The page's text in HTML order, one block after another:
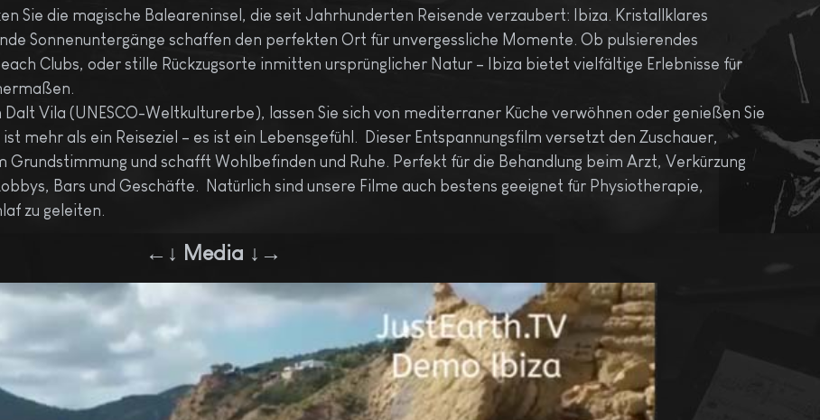
Sie die magische Baleareninsel, die seit Jahrhunderten Reisende verzaubert: Ibiza. Kristallklares
Sonnenuntergänge schaffen den perfekten Ort für unvergessliche Momente. Ob pulsierendes
Clubs, oder stille Rückzugsorte inmitten ursprünglicher Natur – Ibiza bietet vielfältige Erlebnisse für
Vila (UNESCO-Weltkulturerbe), lassen Sie sich von mediterraner Küche verwöhnen oder genießen Sie
mehr als ein Reiseziel – es ist ein Lebensgefühl. Dieser Entspannungsfilm versetzt den Zuschauer,
und schafft Wohlbefinden und Ruhe. Perfekt für die Behandlung beim Arzt, Verkürzung
Bars und Geschäfte. Natürlich sind unsere Filme auch bestens geeignet für Physiotherapie,
zu geleiten.
←↓ Media ↓→